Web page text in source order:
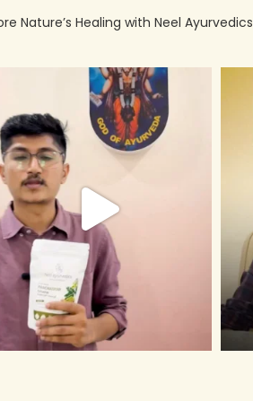
Nature’s Healing with Neel Ayurvedics